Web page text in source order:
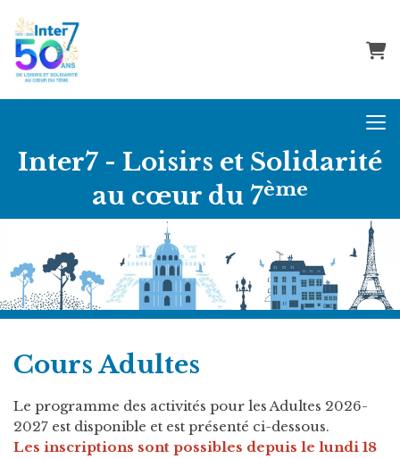
Inter7 - Loisirs et Solidarité
au cœur du 7ème
Cours Adultes
Le programme des activités pour les Adultes 2026-
2027 est disponible et est présenté ci-dessous.
Les inscriptions sont possibles depuis le lundi 18